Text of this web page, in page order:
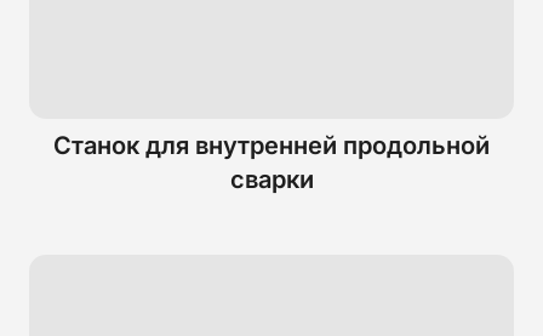
Станок для внутренней продольной
сварки